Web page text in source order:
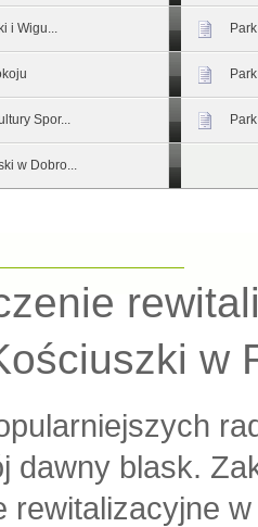
i Wigu...
Spor...
w Dobro...
w
dawny blask.
rewitalizacyjne